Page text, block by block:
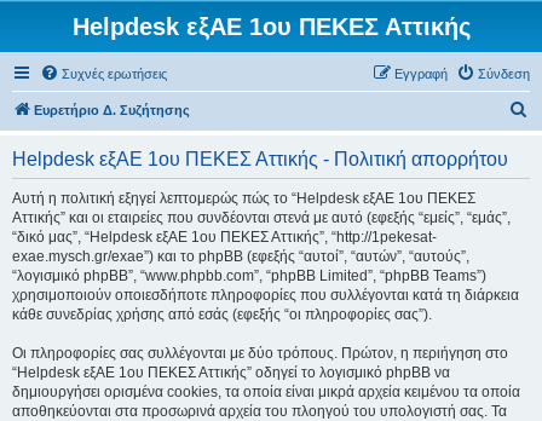
Helpdesk εξΑΕ 1ου ΠΕΚΕΣ Αττικής
Συχνές ερωτήσεις Σύνδεση
Εγγραφή
Ευρετήριο Δ. Συζήτησης
Helpdesk εξΑΕ 1ου ΠΕΚΕΣ Αττικής - Πολιτική απορρήτου
Αυτή η πολιτική εξηγεί λεπτομερώς πώς το “Helpdesk εξΑΕ 1ου ΠΕΚΕΣ
Αττικής” και οι εταιρείες που συνδέονται στενά με αυτό (εφεξής “εμείς”, “εμάς”,
“δικό μας”, “Helpdesk εξΑΕ 1ου ΠΕΚΕΣ Αττικής”, “http://1pekesat-
exae.mysch.gr/exae”) και το phpBB (εφεξής “αυτοί”, “αυτών”, “αυτούς”,
“λογισμικό phpBB”, “www.phpbb.com”, “phpBB Limited”, “phpBB Teams”)
χρησιμοποιούν οποιεσδήποτε πληροφορίες που συλλέγονται κατά τη διάρκεια
κάθε συνεδρίας χρήσης από εσάς (εφεξής “οι πληροφορίες σας”).
Οι πληροφορίες σας συλλέγονται με δύο τρόπους. Πρώτον, η περιήγηση στο
“Helpdesk εξΑΕ 1ου ΠΕΚΕΣ Αττικής” οδηγεί το λογισμικό phpBB να
δημιουργήσει ορισμένα cookies, τα οποία είναι μικρά αρχεία κειμένου τα οποία
αποθηκεύονται στα προσωρινά αρχεία του πλοηγού του υπολογιστή σας. Τα